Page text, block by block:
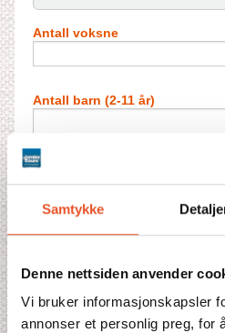
Samtykke
Denne nettsiden anvender
Vi bruker informasjonskapsler
annonser et personlig preg, for
Antall voksne
Antall barn (2-11 år)
Antall dobbeltrom
Antall barn i ekstraseng**
Antall enkeltrom